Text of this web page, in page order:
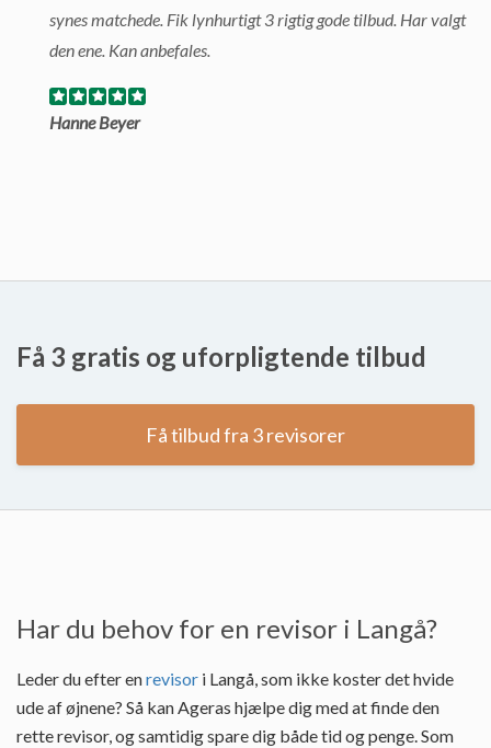
synes matchede. Fik lynhurtigt 3 rigtig gode tilbud. Har valgt
den ene. Kan anbefales.
Hanne Beyer
Få 3 gratis og uforpligtende tilbud
Få tilbud fra 3 revisorer
Har du behov for en revisor i Langå?
Leder du efter enrevisor i Langå, som ikke koster det hvide
ude af øjnene? Så kan Ageras hjælpe dig med at finde den
rette revisor, og samtidig spare dig både tid og penge. Som